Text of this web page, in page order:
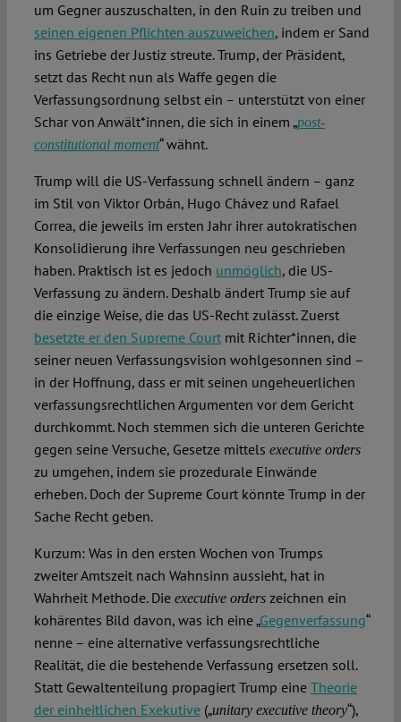
um Gegner auszuschalten, in den Ruin zu treiben und
seinen eigenen Pflichten auszuweichen, indem er Sand
ins Getriebe der Justiz streute. Trump, der Präsident,
setzt das Recht nun als Waffe gegen die
Verfassungsordnung selbst ein – unterstützt von einer
Schar von Anwält*innen, die sich in einem „post-
constitutional moment“ wähnt.
Trump will die US-Verfassung schnell ändern – ganz
im Stil von Viktor Orbán, Hugo Chávez und Rafael
Correa, die jeweils im ersten Jahr ihrer autokratischen
Konsolidierung ihre Verfassungen neu geschrieben
haben. Praktisch ist es jedoch unmöglich, die US-
Verfassung zu ändern. Deshalb ändert Trump sie auf
die einzige Weise, die das US-Recht zulässt. Zuerst
besetzte er den Supreme Courtmit Richter*innen, die
seiner neuen Verfassungsvision wohlgesonnen sind –
in der Hoffnung, dass er mit seinen ungeheuerlichen
verfassungsrechtlichen Argumenten vor dem Gericht
durchkommt. Noch stemmen sich die unteren Gerichte
gegen seine Versuche, Gesetze mittels executive orders
zu umgehen, indem sie prozedurale Einwände
erheben. Doch der Supreme Court könnte Trump in der
Sache Recht geben.
Kurzum: Was in den ersten Wochen von Trumps
zweiter Amtszeit nach Wahnsinn aussieht, hat in
Wahrheit Methode. Die executive orders zeichnen ein
kohärentes Bild davon, was ich eine „Gegenverfassung“
nenne – eine alternative verfassungsrechtliche
Realität, die die bestehende Verfassung ersetzen soll.
Statt Gewaltenteilung propagiert Trump eine Theorie
der einheitlichen Exekutive(„unitary executive theory“),